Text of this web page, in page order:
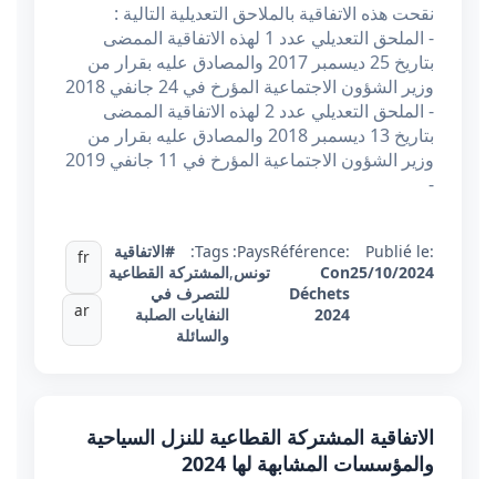
نقحت هذه الاتفاقية بالملاحق التعديلية التالية :
- الملحق التعديلي عدد 1 لهذه الاتفاقية الممضى
بتاريخ 25 ديسمبر 2017 والمصادق عليه بقرار من
وزير الشؤون الاجتماعية المؤرخ في 24 جانفي 2018
- الملحق التعديلي عدد 2 لهذه الاتفاقية الممضى
بتاريخ 13 ديسمبر 2018 والمصادق عليه بقرار من
وزير الشؤون الاجتماعية المؤرخ في 11 جانفي 2019
-
Publié le:
25/10/2024
Référence:
Con
Déchets
2024
Pays:
تونس,
Tags:
#الاتفاقية
المشتركة القطاعية
للتصرف في
النفايات الصلبة
والسائلة
fr
ar
الاتفاقية المشتركة القطاعية للنزل السياحية
والمؤسسات المشابهة لها 2024